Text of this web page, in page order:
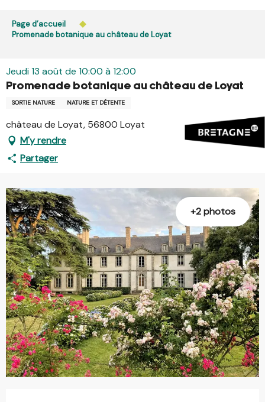
contenu
est interdit chaque jour de 21h à 5h en Ille-et-Vilaine et
dans le Morbihan. L’accès reste autorisé de 5h à 21h.
Page d’accueil
Promenade botanique au château de Loyat
Jeudi 13 août de 10:00 à 12:00
Promenade botanique au château de Loyat
SORTIE NATURE NATURE ET DÉTENTE
château de Loyat, 56800 Loyat
M'y rendre
Partager
+2 photos